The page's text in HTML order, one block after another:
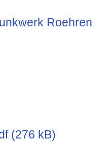
Roehren
(276 kB)